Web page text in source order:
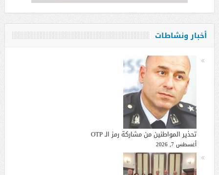
أخبار ونشاطات
تحذير المواطنين من مشاركة رمز الـ OTP
أغسطس 7, 2026